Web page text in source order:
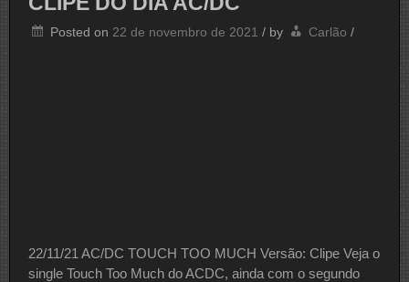
Posted on 22 de novembro de 2021 / by Carlão /
22/11/21 AC/DC TOUCH TOO MUCH Versão: Clipe Veja o
single Touch Too Much do ACDC, ainda com o segundo